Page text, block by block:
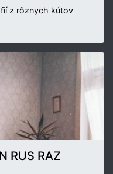
z rôznych kútov
RUS RAZ